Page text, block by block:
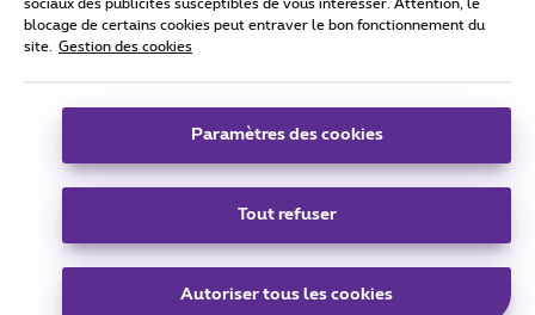
Tous droits réservés. © 2026 Proximus
Conditions générales, info consommateur
Coordonnées de l’entreprise
Boulevard du Roi Albert II 27 - B-1030 Bruxelles.
Carrier & Wholesale Solutions
|Telindus
sociaux des publicités susceptibles de vous intéresser. Attention, le
blocage de certains cookies peut entraver le bon fonctionnement du
site.
Gestion des cookies
Paramètres des cookies
Tout refuser
Autoriser tous les cookies